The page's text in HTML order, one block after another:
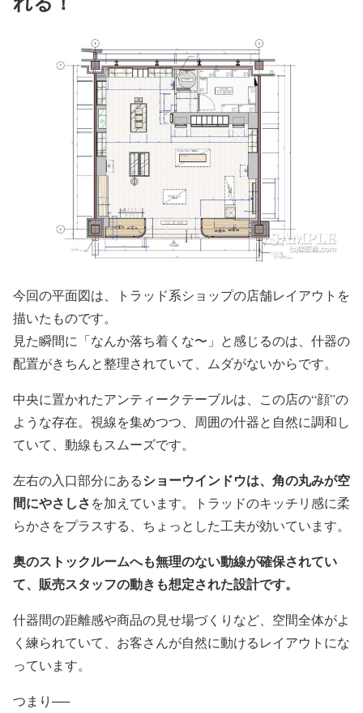
今回の平面図は、トラッド系ショップの店舗レイアウトを
描いたものです。
見た瞬間に「なんか落ち着くな〜」と感じるのは、什器の
配置がきちんと整理されていて、ムダがないからです。
中央に置かれたアンティークテーブルは、この店の“顔”の
ような存在。視線を集めつつ、周囲の什器と自然に調和し
ていて、動線もスムーズです。
左右の入口部分にあるショーウインドウは、角の丸みが空
間にやさしさを加えています。トラッドのキッチリ感に柔
らかさをプラスする、ちょっとした工夫が効いています。
奥のストックルームへも無理のない動線が確保されてい
て、販売スタッフの動きも想定された設計です。
什器間の距離感や商品の見せ場づくりなど、空間全体がよ
く練られていて、お客さんが自然に動けるレイアウトにな
っています。
つまり──